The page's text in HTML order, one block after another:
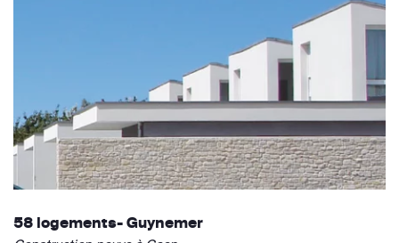
58 logements- Guynemer